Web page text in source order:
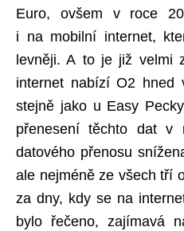
Euro, ovšem v roce
i na mobilní internet,
levněji. A to je již velmi
internet nabízí O2 hned
stejně jako u Easy
přenesení těchto dat v
datového přenosu
ale nejméně ze všech tří
za dny, kdy se na
bylo řečeno, zajímavá